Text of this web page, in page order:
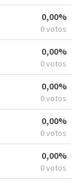
0,00%
0 votos
0,00%
0 votos
0,00%
0 votos
0,00%
0 votos
0,00%
0 votos